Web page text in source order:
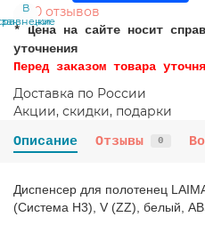
В
закладки
В 0 отзывов
* Цена на сайте носит
уточнения
Перед заказом товара
Доставка по России
Акции, скидки, подарки
Описание
Отзывы 0
Диспенсер для полотенец
(Система H3), V (ZZ), белый,